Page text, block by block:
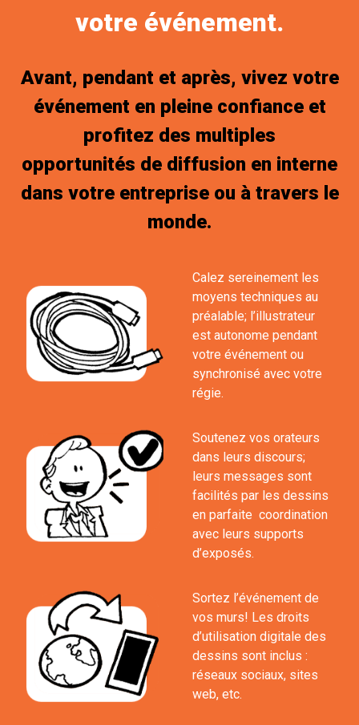
votre événement.
Avant, pendant et après, vivez votre
événement en pleine confiance et
profitez des multiples
opportunités de diffusion en interne
dans votre entreprise ou à travers le
monde.
Calez sereinement les
moyens techniques au
préalable; l’illustrateur
est autonome pendant
votre événement ou
synchronisé avec votre
régie.
Soutenez vos orateurs
dans leurs discours;
leurs messages sont
facilités par les dessins
en parfaite coordination
avec leurs supports
d’exposés.
Sortez l’événement de
vos murs! Les droits
d’utilisation digitale des
dessins sont inclus :
réseaux sociaux, sites
web, etc.